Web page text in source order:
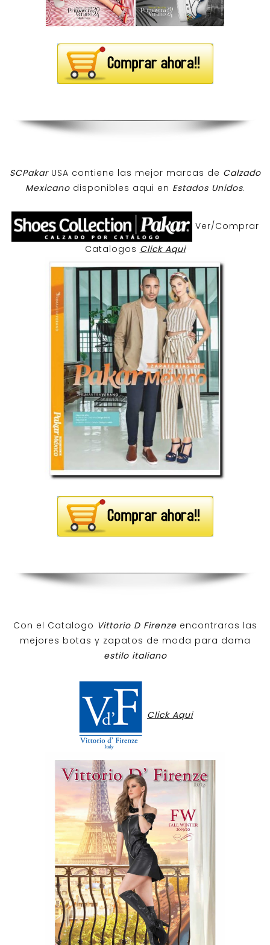
SCPakar USA contiene las mejor marcas de Calzado
Mexicanodisponibles aqui en Estados Unidos.
Ver/Comprar
Catalogos Click Aqui
Con el Catalogo Vittorio D Firenzeencontraras las
mejores botas y zapatos de moda para dama
estilo italiano
Click Aqui